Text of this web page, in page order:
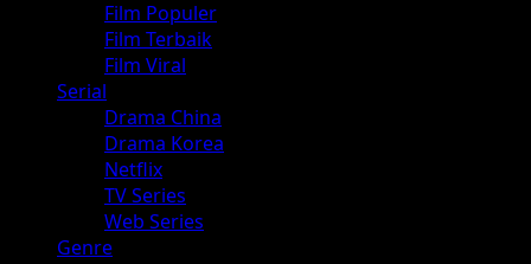
Film Populer
Film Terbaik
Film Viral
Serial
Drama China
Drama Korea
Netflix
TV Series
Web Series
Genre